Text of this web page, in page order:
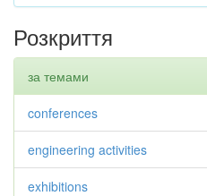
Розкриття
за темами
conferences
engineering activities
exhibitions